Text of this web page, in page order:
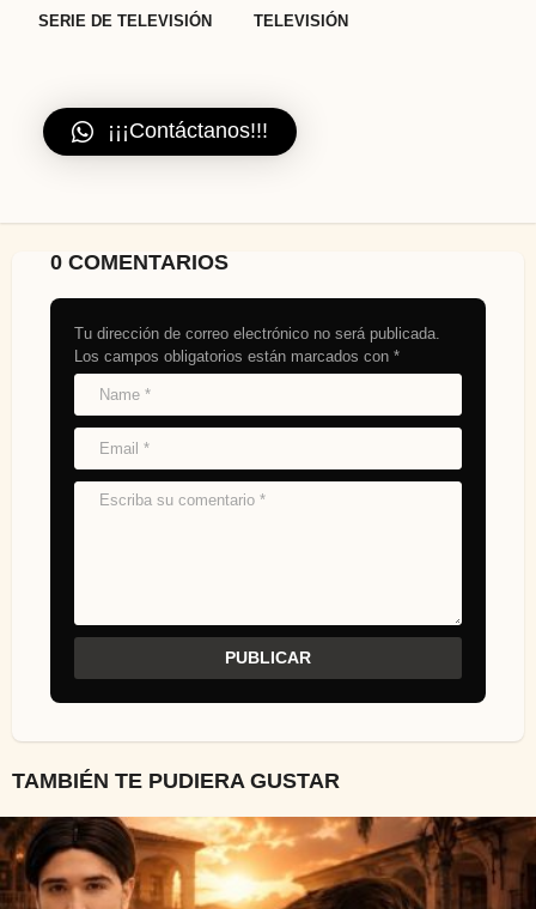
SERIE DE TELEVISIÓN TELEVISIÓN
¡¡¡Contáctanos!!!
0 COMENTARIOS
Tu dirección de correo electrónico no será publicada.
Los campos obligatorios están marcados con *
TAMBIÉN TE PUDIERA GUSTAR